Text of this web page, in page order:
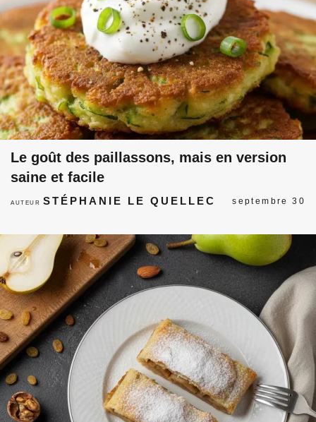
Le goût des paillassons, mais en version
saine et facile
AUTEURSTÉPHANIE LE QUELLEC septembre 30